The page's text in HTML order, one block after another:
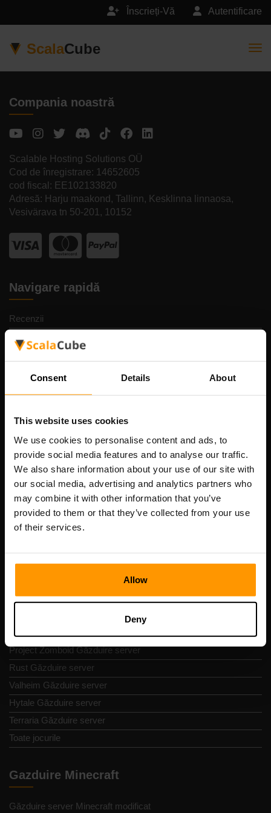
Consent Details About
This website uses cookies
We use cookies to personalise content and ads, to
provide social media features and to analyse our traffic.
We also share information about your use of our site with
our social media, advertising and analytics partners who
may combine it with other information that you’ve
provided to them or that they’ve collected from your use
of their services.
Allow
Deny
Autentificare
Înscrieți-Vă
ScalaCube
Compania noastră
Scalable Hosting Solutions OÜ
Cod de înregistrare: 14652605
cod fiscal: EE102133820
Adresă: Harju maakond, Tallinn, Kesklinna linnaosa,
Vesivärava tn 50-201, 10152
Navigare rapidă
Recenzii
Politica de confidențialitate
Panou de control
Suport
Locuri de muncă
Dedicated game server hosting
Harta site-ului
Bedrock Găzduire server
Palworld Găzduire server
Project Zomboid Găzduire server
Rust Găzduire server
Valheim Găzduire server
Hytale Găzduire server
Terraria Găzduire server
Toate jocurile
Gazduire Minecraft
Găzduire server Minecraft modificat